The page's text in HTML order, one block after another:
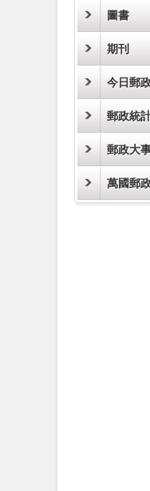
圖書
期刊
今日郵
郵政統
郵政大
萬國郵